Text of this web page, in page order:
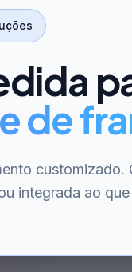
de
customizado.
integrada ao que